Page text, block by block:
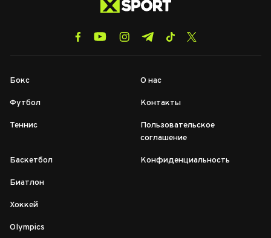
Бокс
Футбол
Теннис
Баскетбол
Биатлон
Хоккей
Olympics
О нас
Контакты
Пользовательское
соглашение
Конфиденциальность